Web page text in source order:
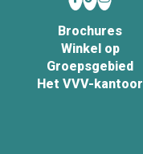
Brochures
Winkel op
Groepsgebied
Het VVV-kantoor